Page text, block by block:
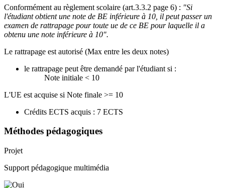
Conformément au règlement scolaire (art.3.3.2 page 6) : "Si
l'étudiant obtient une note de BE inférieure à 10, il peut passer un
examen de rattrapage pour toute ue de ce BE pour laquelle il a
obtenu une note inférieure à 10".
Le rattrapage est autorisé (Max entre les deux notes)
le rattrapage peut être demandé par l'étudiant si :
Note initiale < 10
L'UE est acquise si Note finale >= 10
Crédits ECTS acquis : 7 ECTS
Méthodes pédagogiques
Projet
Support pédagogique multimédia